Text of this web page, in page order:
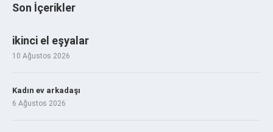
Son İçerikler
ikinci el eşyalar
10 Ağustos 2026
Kadın ev arkadaşı
6 Ağustos 2026